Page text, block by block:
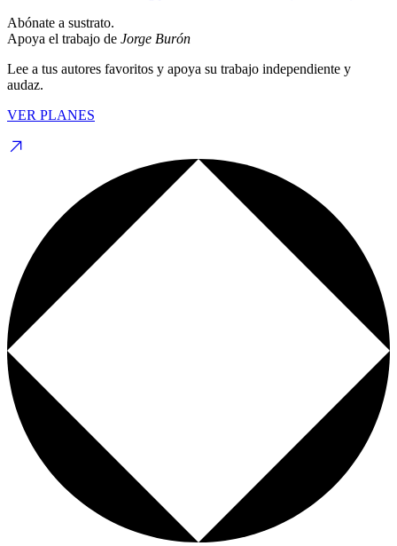
Abónate a sustrato.
Apoya el trabajo de Jorge Burón
Lee a tus autores favoritos y apoya su trabajo independiente y
audaz.
VER PLANES